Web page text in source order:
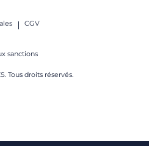
CGV
sanctions
Tous droits réservés.